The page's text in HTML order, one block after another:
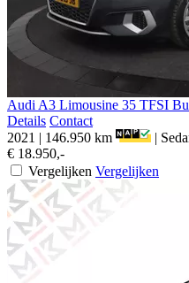
Audi A3 Limousine 35 TFSI
Details Contact
2021 | 146.950 km |
€ 18.950,-
Vergelijken Vergelijken